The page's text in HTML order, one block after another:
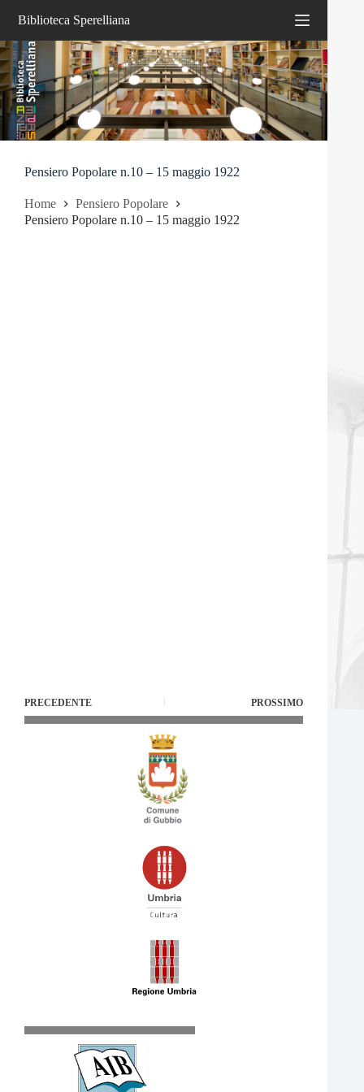
Biblioteca Sperelliana
Pensiero Popolare n.10 – 15 maggio 1922
Home
Pensiero Popolare
Pensiero Popolare n.10 – 15 maggio 1922
PRECEDENTE PROSSIMO